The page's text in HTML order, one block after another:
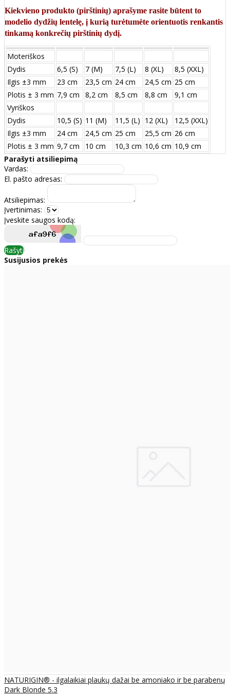
Kiekvieno produkto (pirštinių) aprašyme rasite būtent to
modelio dydžių lentelę, į kurią turėtumėte orientuotis renkantis
tinkamą konkrečių pirštinių dydį.
Moteriškos
Dydis
6,5 (S) 7 (M) 7,5 (L) 8 (XL)
8,5 (XXL)
Ilgis ±3 mm
23 cm 23,5 cm 24 cm 24,5 cm 25 cm
Plotis ± 3 mm 7,9 cm 8,2 cm 8,5 cm 8,8 cm
9,1 cm
Vyriškos
Dydis
10,5 (S) 11 (M) 11,5 (L) 12 (XL)
12,5 (XXL)
Ilgis ±3 mm
24 сm 24,5 сm 25 сm 25,5 сm 26 сm
Plotis ± 3 mm 9,7 сm 10 сm 10,3 сm 10,6 сm 10,9 сm
Parašyti atsiliepimą
Vardas:
El. pašto adresas:
Atsiliepimas:
Įvertinimas:
Įveskite saugos kodą:
Rašyti
Susijusios prekės
NATURIGIN® - ilgalaikiai plaukų dažai be amoniako ir be parabenų
Dark Blonde 5.3